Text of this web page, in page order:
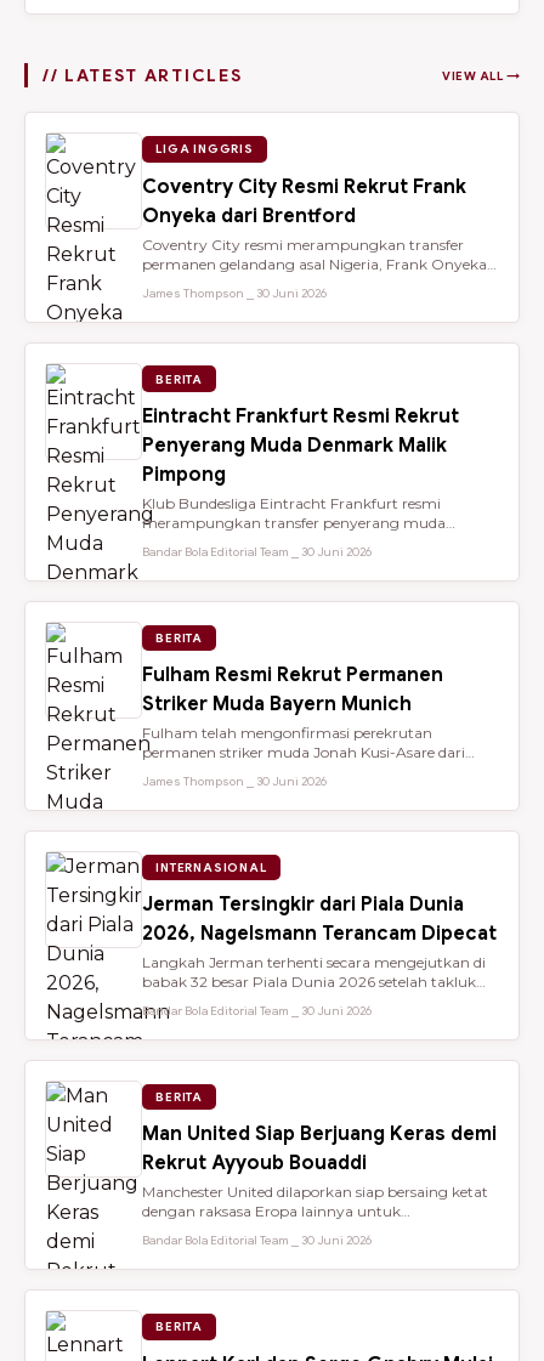
// LATEST ARTICLES VIEW ALL →
LIGA INGGRIS
Coventry City Resmi Rekrut Frank
Onyeka dari Brentford
Coventry City resmi merampungkan transfer
permanen gelandang asal Nigeria, Frank Onyeka,
James Thompson ⎯ 30 Juni 2026
BERITA
Eintracht Frankfurt Resmi Rekrut
Penyerang Muda Denmark Malik
Pimpong
Klub Bundesliga Eintracht Frankfurt resmi
merampungkan transfer penyerang muda
Bandar Bola Editorial Team ⎯ 30 Juni 2026
BERITA
Fulham Resmi Rekrut Permanen
Striker Muda Bayern Munich
Fulham telah mengonfirmasi perekrutan
permanen striker muda Jonah Kusi-Asare dari
James Thompson ⎯ 30 Juni 2026
INTERNASIONAL
Jerman Tersingkir dari Piala Dunia
2026, Nagelsmann Terancam Dipecat
Langkah Jerman terhenti secara mengejutkan di
babak 32 besar Piala Dunia 2026 setelah takluk
Bandar Bola Editorial Team ⎯ 30 Juni 2026
BERITA
Man United Siap Berjuang Keras demi
Rekrut Ayyoub Bouaddi
Manchester United dilaporkan siap bersaing ketat
dengan raksasa Eropa lainnya untuk
Bandar Bola Editorial Team ⎯ 30 Juni 2026
BERITA